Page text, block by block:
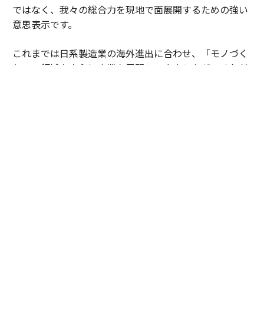
ではなく、我々の総合力を現地で面展開するための強い
意思表示です。
これまでは日系製造業の海外進出に合わせ、「モノづく
り」の領域を中心に事業を展開してきましたが、それだ